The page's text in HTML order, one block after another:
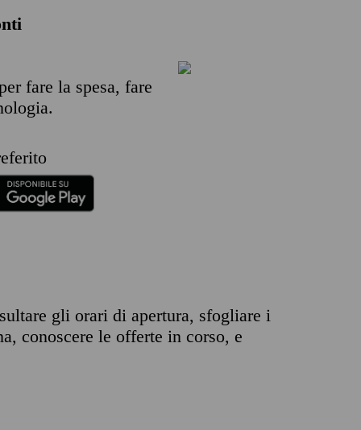
fare la spesa, fare
gli orari di apertura, sfogliare i
conoscere le offerte in corso, e